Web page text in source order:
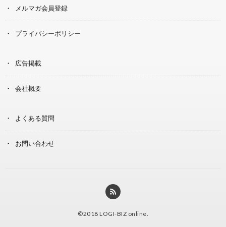
メルマガ会員登録
プライバシーポリシー
広告掲載
会社概要
よくある質問
お問い合わせ
©2018 LOGI-BIZ online